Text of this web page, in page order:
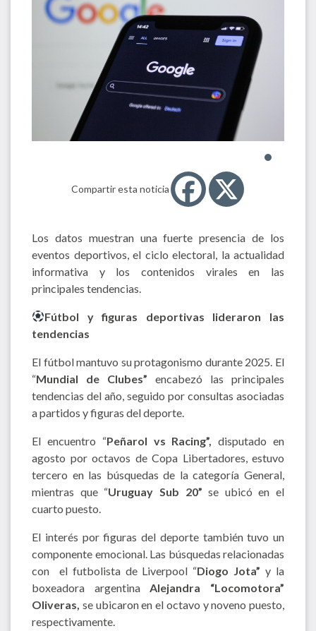
Compartir esta noticia
Los datos muestran una fuerte presencia de los
eventos deportivos, el ciclo electoral, la actualidad
informativa y los contenidos virales en las
principales tendencias.
Fútbol y figuras deportivas lideraron las
tendencias
El fútbol mantuvo su protagonismo durante 2025. El
“Mundial de Clubes” encabezó las principales
tendencias del año, seguido por consultas asociadas
a partidos y figuras del deporte.
El encuentro “Peñarol vs Racing”, disputado en
agosto por octavos de Copa Libertadores, estuvo
tercero en las búsquedas de la categoría General,
mientras que “Uruguay Sub 20” se ubicó en el
cuarto puesto.
El interés por figuras del deporte también tuvo un
componente emocional. Las búsquedas relacionadas
con el futbolista de Liverpool “Diogo Jota” y la
boxeadora argentinaAlejandra “Locomotora”
Oliveras, se ubicaron en el octavo y noveno puesto,
respectivamente.